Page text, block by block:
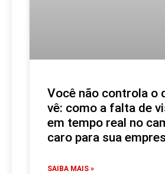
Você não controla o
vê: como a falta de
em tempo real no
caro para sua
SAIBA MAIS »